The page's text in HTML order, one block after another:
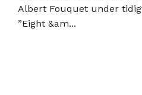
Albert Fouquet under
”Eight &am...